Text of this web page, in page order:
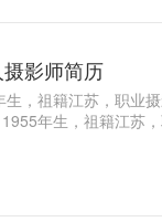
影师简历
生，祖籍江苏，职业
年生，祖籍江苏，